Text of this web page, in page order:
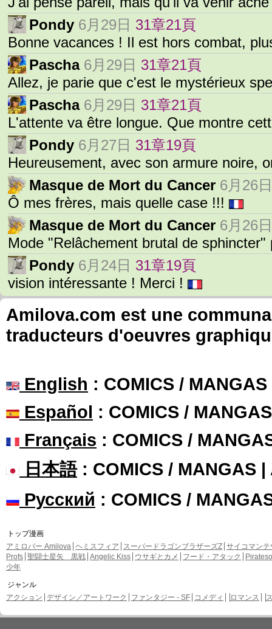
Pondy 6月29日 31章21頁
Bonne vacances ! Il est hors combat,
Pascha 6月29日 31章21頁
Allez, je parie que c'est le mystérieux
Pascha 6月29日 31章21頁
L'attente va être longue. Que montre
Pondy 6月27日 31章19頁
Heureusement, avec son armure noire,
Masque de Mort du Cancer 6月26日
Ô mes frères, mais quelle case !!!
Masque de Mort du Cancer 6月26日
Mode "Relâchement brutal de
Pondy 6月24日 31章19頁
vision intéressante ! Merci !
Amilova.com est une
traducteurs d'oeuvres
English : COMICS /
Español : COMICS /
Français : COMICS /
日本語: COMICS / MANGAS |
Русский : COMICS /
トップ漫画
アミロバー Amilova ヘミスフィア スーパードラゴンブラザーズZ サイコマンテ
Profs 聖闘士星矢 黒戦 Angelic Kiss ウサギとカメ フード・アタック
少年
ジャンル
アクション デザイン／アートワーク ファンタジー - SF コメディ ロマンス